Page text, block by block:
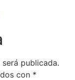
publicada.
con *